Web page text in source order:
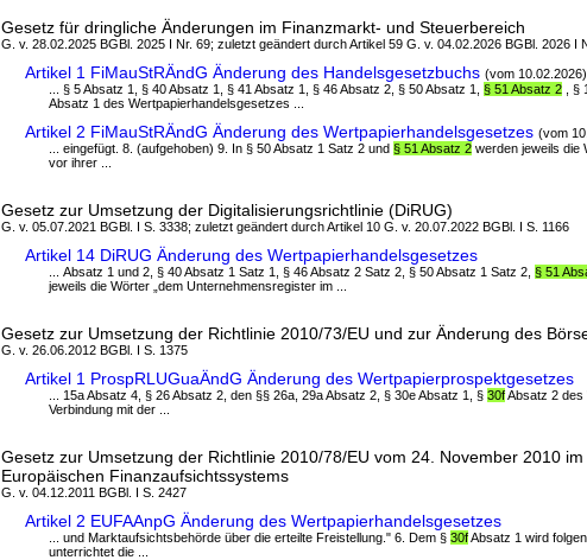
Gesetz für dringliche Änderungen im Finanzmarkt- und Steuerbereich
G. v. 28.02.2025 BGBl. 2025 I Nr. 69; zuletzt geändert durch Artikel 59 G. v. 04.02.2026 BGBl. 2026 I
Artikel 1 FiMauStRÄndG Änderung des Handelsgesetzbuchs (vom 10.02.2026)
... § 5 Absatz 1, § 40 Absatz 1, § 41 Absatz 1, § 46 Absatz 2, § 50 Absatz 1, § 51 Absatz 2 , §
Absatz 1 des Wertpapierhandelsgesetzes ...
Artikel 2 FiMauStRÄndG Änderung des Wertpapierhandelsgesetzes (vom
... eingefügt. 8. (aufgehoben) 9. In § 50 Absatz 1 Satz 2 und § 51 Absatz 2 werden jeweils die
vor ihrer ...
Gesetz zur Umsetzung der Digitalisierungsrichtlinie (DiRUG)
G. v. 05.07.2021 BGBl. I S. 3338; zuletzt geändert durch Artikel 10 G. v. 20.07.2022 BGBl. I S. 1166
Artikel 14 DiRUG Änderung des Wertpapierhandelsgesetzes
... Absatz 1 und 2, § 40 Absatz 1 Satz 1, § 46 Absatz 2 Satz 2, § 50 Absatz 1 Satz 2, § 51
jeweils die Wörter „dem Unternehmensregister im ...
Gesetz zur Umsetzung der Richtlinie 2010/73/EU und zur Änderung des
G. v. 26.06.2012 BGBl. I S. 1375
Artikel 1 ProspRLUGuaÄndG Änderung des Wertpapierprospektgesetzes
... 15a Absatz 4, § 26 Absatz 2, den §§ 26a, 29a Absatz 2, § 30e Absatz 1, § 30fAbsatz 2 des
Verbindung mit der ...
Gesetz zur Umsetzung der Richtlinie 2010/78/EU vom 24. November 2010
Europäischen Finanzaufsichtssystems
G. v. 04.12.2011 BGBl. I S. 2427
Artikel 2 EUFAAnpG Änderung des Wertpapierhandelsgesetzes
... und Marktaufsichtsbehörde über die erteilte Freistellung." 6. Dem § 30fAbsatz 1 wird
unterrichtet die ...